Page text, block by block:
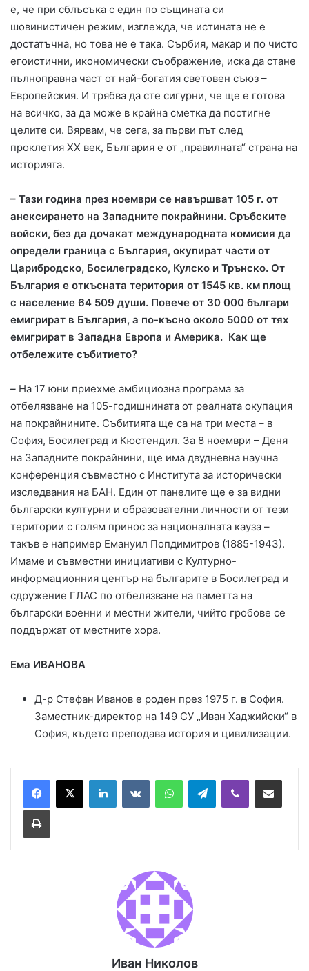
е, че при сблъсъка с един по същината си
шовинистичен режим, изглежда, че истината не е
достатъчна, но това не е така. Сърбия, макар и по чисто
егоистични, икономически съображение, иска да стане
пълноправна част от най-богатия световен съюз –
Европейския. И трябва да сте сигурни, че ще е готова
на всичко, за да може в крайна сметка да постигне
целите си. Вярвам, че сега, за първи път след
проклетия ХХ век, България е от „правилната“ страна на
историята.
– Тази година през ноември се навършват 105 г. от
анексирането на Западните покрайнини. Сръбските
войски, без да дочакат международната комисия да
определи граница с България, окупират части от
Царибродско, Босилеградско, Кулско и Трънско. От
България е откъсната територия от 1545 кв. км площ
с население 64 509 души. Повече от 30 000 българи
емигрират в България, а по-късно около 5000 от тях
емигрират в Западна Европа и Америка. Как ще
отбележите събитието?
– На 17 юни приехме амбициозна програма за
отбелязване на 105-годишнината от реалната окупация
на покрайнините. Събитията ще са на три места – в
София, Босилеград и Кюстендил. За 8 ноември – Деня
на Западните покрайнини, ще има двудневна научна
конференция съвместно с Института за исторически
изследвания на БАН. Един от панелите ще е за видни
български културни и образователни личности от тези
територии с голям принос за националната кауза –
такъв е например Емануил Попдимитров (1885-1943).
Имаме и съвместни инициативи с Културно-
информационния център на българите в Босилеград и
сдружение ГЛАС по отбелязване на паметта на
български военни и местни жители, чийто гробове се
поддържат от местните хора.
Ема ИВАНОВА
Д-р Стефан Иванов е роден през 1975 г. в София.
Заместник-директор на 149 СУ „Иван Хаджийски“ в
София, където преподава история и цивилизации.
LinkedInVKontakteWhatsAppTelegramViber Сподели през
Принтирай
Иван Николов